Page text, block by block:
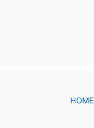
HOME